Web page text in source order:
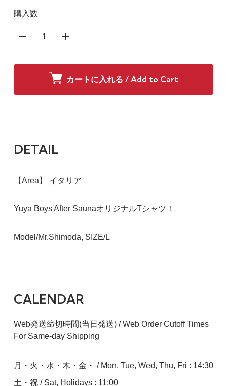
購入数
カートに入れる / Add to Cart
DETAIL
【Area】 イタリア
Yuya Boys After SaunaオリジナルTシャツ！
Model/Mr.Shimoda, SIZE/L
3,980円(税込4,378円)
在庫：4
CALENDAR
Web発送締切時間(当日発送) / Web Order Cutoff Times
For Same-day Shipping
月・火・水・木・金・ / Mon, Tue, Wed, Thu, Fri : 14:30
土・祝 / Sat, Holidays : 11:00